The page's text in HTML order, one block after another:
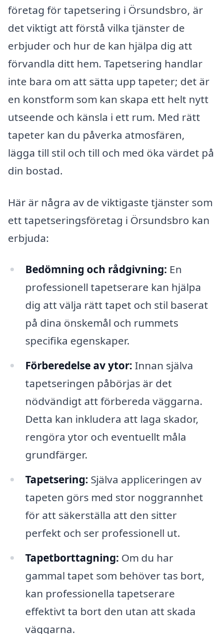
företag för tapetsering i Örsundsbro, är
det viktigt att förstå vilka tjänster de
erbjuder och hur de kan hjälpa dig att
förvandla ditt hem. Tapetsering handlar
inte bara om att sätta upp tapeter; det är
en konstform som kan skapa ett helt nytt
utseende och känsla i ett rum. Med rätt
tapeter kan du påverka atmosfären,
lägga till stil och till och med öka värdet på
din bostad.
Här är några av de viktigaste tjänster som
ett tapetseringsföretag i Örsundsbro kan
erbjuda:
Bedömning och rådgivning: En
professionell tapetserare kan hjälpa
dig att välja rätt tapet och stil baserat
på dina önskemål och rummets
specifika egenskaper.
Förberedelse av ytor: Innan själva
tapetseringen påbörjas är det
nödvändigt att förbereda väggarna.
Detta kan inkludera att laga skador,
rengöra ytor och eventuellt måla
grundfärger.
Tapetsering: Själva appliceringen av
tapeten görs med stor noggrannhet
för att säkerställa att den sitter
perfekt och ser professionell ut.
Tapetborttagning: Om du har
gammal tapet som behöver tas bort,
kan professionella tapetserare
effektivt ta bort den utan att skada
väggarna.